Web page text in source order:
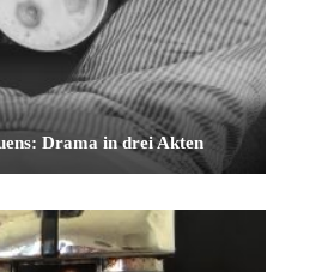
Drama in drei Akten